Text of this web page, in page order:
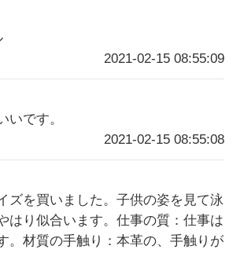
2021-02-15 08:55:09
いです。
2021-02-15 08:55:08
ズを買いました。子供の姿を見て泳
はり似合います。仕事の質：仕事は
。材質の手触り：本革の、手触りが